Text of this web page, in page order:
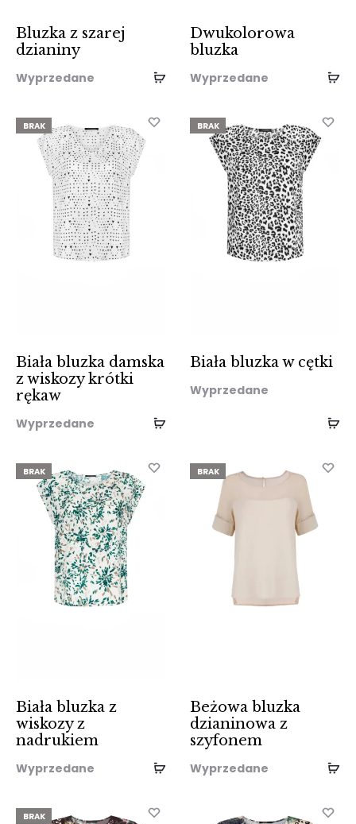
Bluzka z szarej
dzianiny
Wyprzedane
Dwukolorowa
bluzka
Wyprzedane
BRAK
Biała bluzka damska
z wiskozy krótki
rękaw
Wyprzedane
BRAK
Biała bluzka w cętki
Wyprzedane
BRAK
Biała bluzka z
wiskozy z
nadrukiem
Wyprzedane
BRAK
Beżowa bluzka
dzianinowa z
szyfonem
Wyprzedane
BRAK